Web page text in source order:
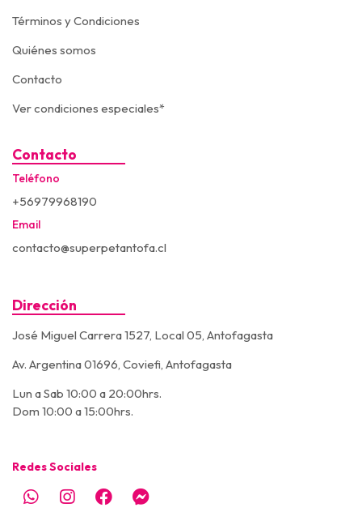
Términos y Condiciones
Quiénes somos
Contacto
Ver condiciones especiales*
Contacto
Teléfono
+56979968190
Email
contacto@superpetantofa.cl
Dirección
José Miguel Carrera 1527, Local 05, Antofagasta
Av. Argentina 01696, Coviefi, Antofagasta
Lun a Sab 10:00 a 20:00hrs.
Dom 10:00 a 15:00hrs.
Redes Sociales